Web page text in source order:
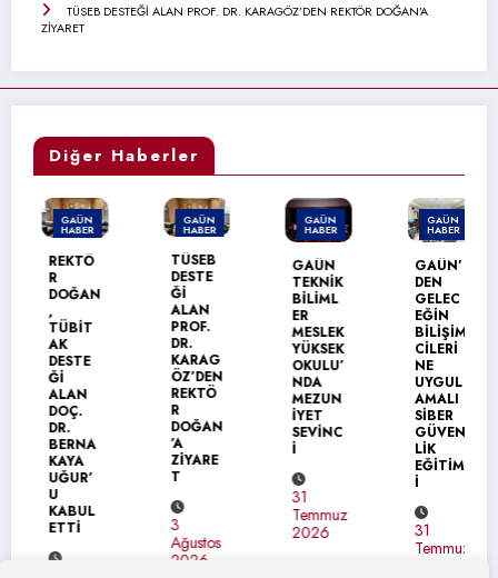
TÜSEB DESTEĞİ ALAN PROF. DR. KARAGÖZ’DEN REKTÖR DOĞAN’A
ZİYARET
Diğer Haberler
GAÜN
HABER
REKTÖ
DOĞAN
TÜBİT
AK
DESTE
Ğİ
ALAN
DOÇ.
DR.
BERNA
KAYA
UĞUR’
U
KABUL
ETTİ
GAÜN
HABER
TÜSEB
DESTE
Ğİ
ALAN
PROF.
DR.
KARAG
ÖZ’DEN
REKTÖ
DOĞAN
’A
ZİYARE
T
3
Ağustos
2026
GAÜN
HABER
GAÜN
TEKNİK
BİLİML
ER
MESLEK
YÜKSEK
OKULU’
NDA
MEZUN
İYET
SEVİNC
31
Temmuz
2026
GAÜN
HABER
GAÜN’
DEN
GELEC
EĞİN
BİLİŞİM
CİLERİ
NE
UYGUL
AMALI
SİBER
GÜVEN
LİK
EĞİTİM
31
Temmuz